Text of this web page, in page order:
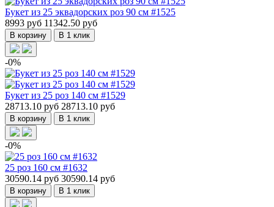
Букет из 25 эквадорских роз 90 см #1525
8993 руб 11342.50 руб
В корзину В 1 клик
-0%
Букет из 25 роз 140 см #1529
28713.10 руб 28713.10 руб
В корзину В 1 клик
-0%
25 роз 160 см #1632
30590.14 руб 30590.14 руб
В корзину В 1 клик